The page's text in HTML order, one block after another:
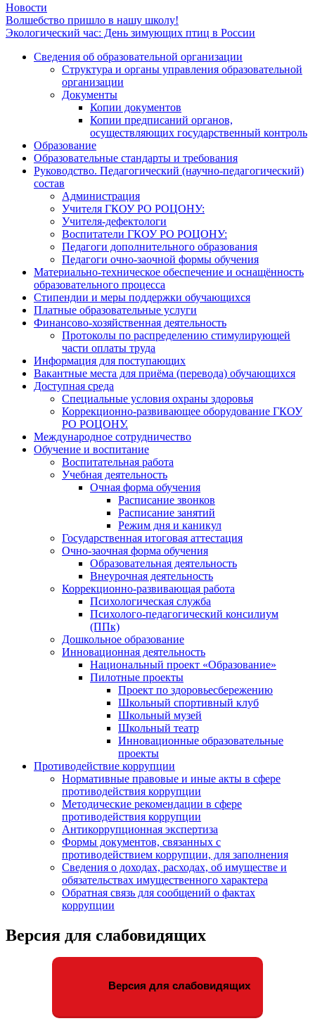
Новости
Навигация
по
записям
Волшебство пришло в нашу школу!
Экологический час: День зимующих птиц в России
Сведения об образовательной организации
Структура и органы управления образовательной
организации
Документы
Копии документов
Копии предписаний органов,
осуществляющих государственный контроль
Образование
Образовательные стандарты и требования
Руководство. Педагогический (научно-педагогический)
состав
Администрация
Учителя ГКОУ РО РОЦОНУ:
Учителя-дефектологи
Воспитатели ГКОУ РО РОЦОНУ:
Педагоги дополнительного образования
Педагоги очно-заочной формы обучения
Материально-техническое обеспечение и оснащённость
образовательного процесса
Стипендии и меры поддержки обучающихся
Платные образовательные услуги
Финансово-хозяйственная деятельность
Протоколы по распределению стимулирующей
части оплаты труда
Информация для поступающих
Вакантные места для приёма (перевода) обучающихся
Доступная среда
Специальные условия охраны здоровья
Коррекционно-развивающее оборудование ГКОУ
РО РОЦОНУ.
Международное сотрудничество
Обучение и воспитание
Воспитательная работа
Учебная деятельность
Очная форма обучения
Расписание звонков
Расписание занятий
Режим дня и каникул
Государственная итоговая аттестация
Очно-заочная форма обучения
Образовательная деятельность
Внеурочная деятельность
Коррекционно-развивающая работа
Психологическая служба
Психолого-педагогический консилиум
(ППк)
Дошкольное образование
Инновационная деятельность
Национальный проект «Образование»
Пилотные проекты
Проект по здоровьесбережению
Школьный спортивный клуб
Школьный музей
Школьный театр
Инновационные образовательные
проекты
Противодействие коррупции
Нормативные правовые и иные акты в сфере
противодействия коррупции
Методические рекомендации в сфере
противодействия коррупции
Антикоррупционная экспертиза
Формы документов, связанных с
противодействием коррупции, для заполнения
Сведения о доходах, расходах, об имуществе и
обязательствах имущественного характера
Обратная связь для сообщений о фактах
коррупции
Версия для слабовидящих
Версия для слабовидящих